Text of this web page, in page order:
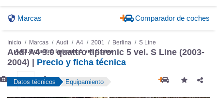
Marcas Comparador de coches
Inicio Marcas Audi A4 2001 Berlina
S Line
A4 3.0 quattro tiptronic 5 vel. S Line
Audi A4 3.0 quattro tiptronic 5 vel. S Line (2003-
2004) | Precio y ficha técnica
Datos técnicos Equipamiento